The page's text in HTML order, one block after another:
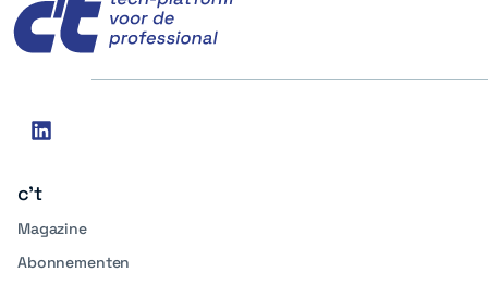
Social
linkedin
c't
Magazine
Abonnementen